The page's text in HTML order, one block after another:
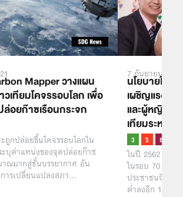
Mapper วางแผน
เทียมโคจรรอบโลก เพื่อ
อยก๊าซเรือนกระจก
ถูกปล่อยขึ้นโคจรรอบโลกใน
บุตำแหน่งของจุดปล่อยก๊าซ
าณมากสู่ชั้นบรรยากาศ อัน
ารเปลี่ยนแปลงสภา…
7 กันยายน 2021
นโยบายใหม่
เผชิญแรงต้า
และผู้หญิงยัง
เทียมระหว่าง
ในปี 2562 อัตร
ในรอบ 70 ปีตั้ง
ประชาชนจีน ต่
ต่ำลงอีก 18%